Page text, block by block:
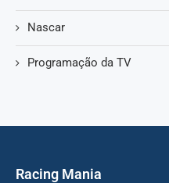
Nascar
Programação da TV
Racing Mania